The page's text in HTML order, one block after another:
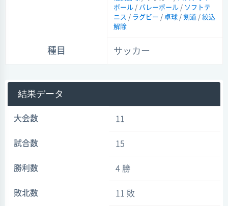
ボール / バレーボール / ソフトテ
ニス / ラグビー / 卓球 / 剣道 / 絞込
解除
種目 サッカー
結果データ
大会数 11
試合数 15
勝利数 4 勝
敗北数 11 敗